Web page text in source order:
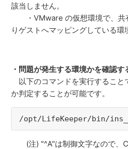
該当しません。
・VMware の仮想環境で、共
りゲストへマッピングしている環
・問題が発生する環境かを確認す
以下のコマンドを実行すること
か判定することが可能です。
/opt/LifeKeeper/bin/
(注) "^A"は制御文字なので、